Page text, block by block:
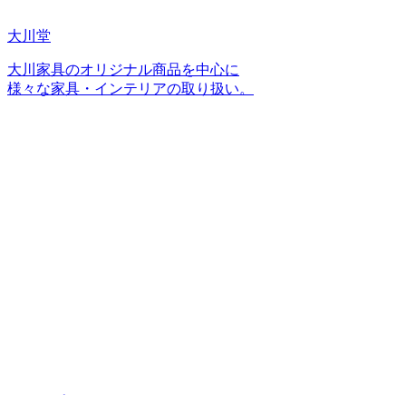
大川堂
大川家具のオリジナル商品を中心に
様々な家具・インテリアの取り扱い。